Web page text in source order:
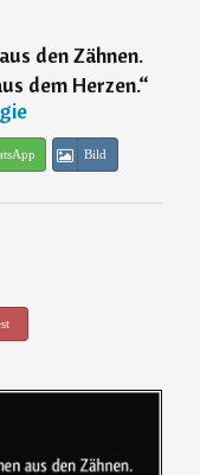
den Zähnen.
dem Herzen.“
Bild